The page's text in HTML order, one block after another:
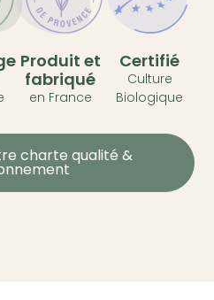
Produit et
fabriqué
en France
Certifié
Culture
Biologique
charte qualité &